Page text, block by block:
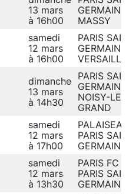
13 mars
à 16h00
GERMAIN
MASSY
samedi
12 mars
à 16h00
PARIS SAINT-
GERMAIN
VERSAILLES
dimanche
13 mars
à 14h30
PARIS SAINT-
GERMAIN
NOISY-LE-
GRAND
samedi
12 mars
à 17h00
PALAISEAU
PARIS SAINT-
GERMAIN
samedi
12 mars
à 13h30
PARIS FC
PARIS SAINT-
GERMAIN